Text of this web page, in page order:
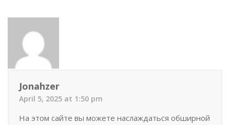
Jonahzer
April 5, 2025 at 1:50 pm
На этом сайте вы можете наслаждаться обширной